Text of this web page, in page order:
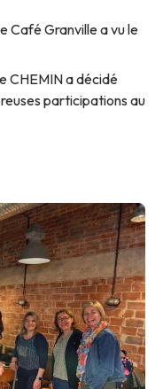
Café Granville a vu le
CHEMIN a décidé
participations au